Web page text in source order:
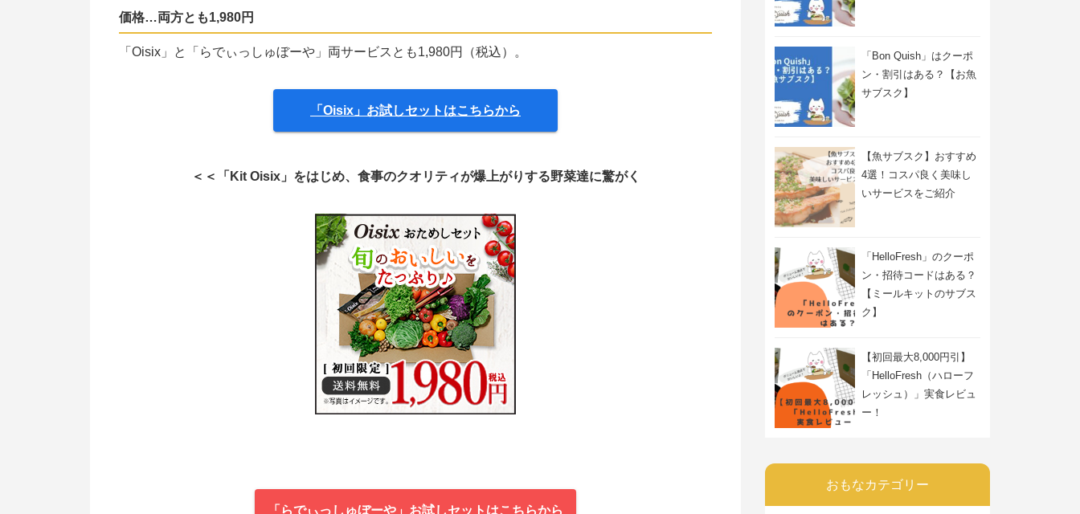
価格…両方とも1,980円
「Oisix」と「らでぃっしゅぼーや」両サービスとも1,980円（税込）。
「Oisix」お試しセットはこちらから
＜＜「Kit Oisix」をはじめ、食事のクオリティが爆上がりする野菜達に驚がく
「らでぃっしゅぼーや」お試しセットはこちらから
「Bon Quish」はクーポ
ン・割引はある？【お魚
サブスク】
【魚サブスク】おすすめ
4選！コスパ良く美味し
いサービスをご紹介
「HelloFresh」のクーポ
ン・招待コードはある？
【ミールキットのサブス
ク】
【初回最大8,000円引】
「HelloFresh（ハローフ
レッシュ）」実食レビュ
ー！
おもなカテゴリー